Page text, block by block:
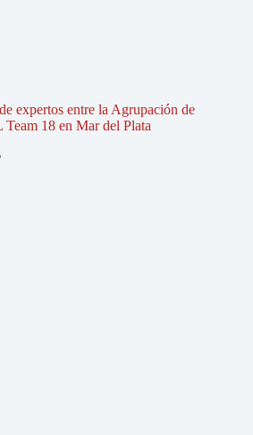
expertos entre la Agrupación de
18 en Mar del Plata